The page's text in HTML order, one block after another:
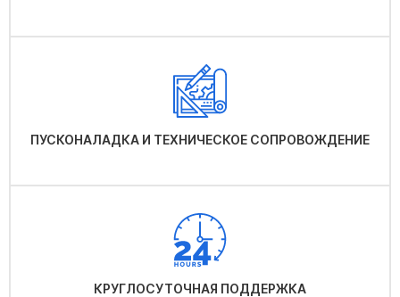
ПУСКОНАЛАДКА И ТЕХНИЧЕСКОЕ СОПРОВОЖДЕНИЕ
КРУГЛОСУТОЧНАЯ ПОДДЕРЖКА